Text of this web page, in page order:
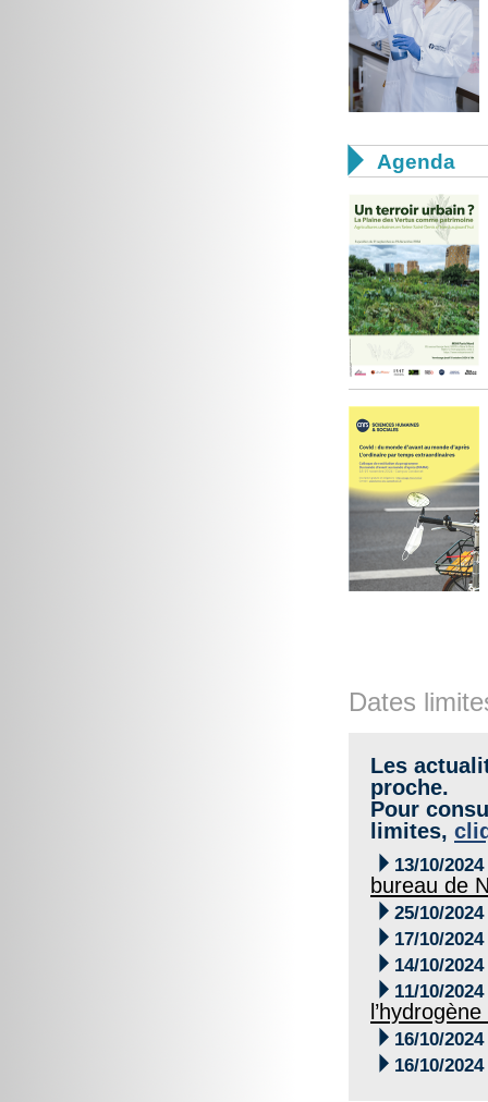
 Agenda
Dates
Les
proche.
Pour
limites,
 13/10/2024
bureau de
 25/10/2024
 17/10/2024
 14/10/2024
 11/10/2024
 16/10/2024
 16/10/2024